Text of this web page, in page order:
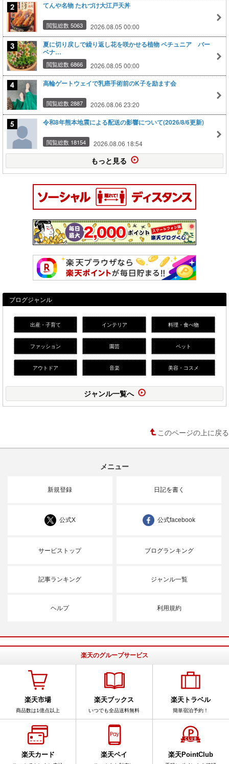
てんや名物 たれづけ大江戸天丼
閲覧総数 5063 2026.08.05 00:00
夏に切り戻しで繰り返し花を咲かせる植物 ペチュニア バー
ベナ…
閲覧総数 6866 2026.08.05 00:00
高輪ゲートウェイで乳癌手術前のK子を励ます会
閲覧総数 2887 2026.08.06 23:20
令和8年熊本地震による配送の影響について(2026/8/6更新)
閲覧総数 18154 2026.08.06 18:54
もっと見る
ブログジャンル
出産・子育て インテリア 料理・食べ物
ファッション 園芸 ペット
アウトドア 音楽 美容・コスメ
ジャンル一覧へ
このページの上に戻る
メニュー
新規登録 日記を書く
公式X 公式facebook
サービストップ ブログランキング
記事ランキング ジャンル一覧
ヘルプ 利用規約
楽天のグループサービス
楽天市場
商品数は1億点以上
楽天ブックス
いつでも全品送料無料
楽天トラベル
簡単宿泊予約！
楽天カード 楽天ペイ 楽天PointClub